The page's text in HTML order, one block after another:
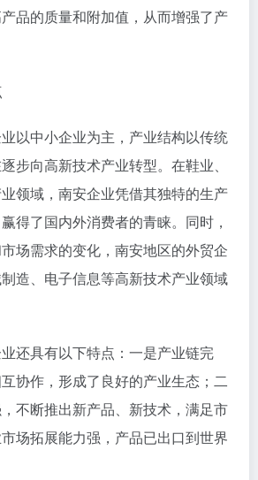
品的质量和附加值，从而增强了产
以中小企业为主，产业结构以传统
步向高新技术产业转型。在鞋业、
领域，南安企业凭借其独特的生产
得了国内外消费者的青睐。同时，
场需求的变化，南安地区的外贸企
造、电子信息等高新技术产业领域
还具有以下特点：一是产业链完
协作，形成了良好的产业生态；二
不断推出新产品、新技术，满足市
场拓展能力强，产品已出口到世界